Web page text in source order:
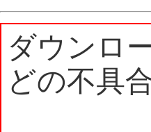
ダウンロ
どの不具